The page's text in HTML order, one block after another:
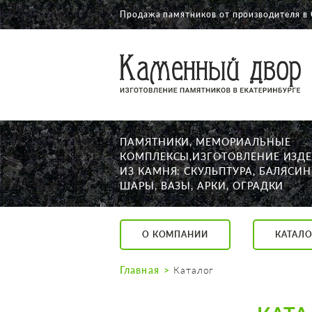
О КОМПАНИИ
КАТАЛОГ
НАШИ РАБОТЫ
АКЦИИ
ДОСТАВКА
КОНТАКТЫ
K2532513@yandex.ru
Екатеринбург,
Продажа памятников от производителя в
ПАМЯТНИКИ, МЕМОРИАЛЬНЫЕ
КОМПЛЕКСЫ,ИЗГОТОВЛЕНИЕ
ИЗ КАМНЯ: СКУЛЬПТУРА,
ШАРЫ, ВАЗЫ, АРКИ, ОГРАДКИ
О КОМПАНИИ
Главная Каталог